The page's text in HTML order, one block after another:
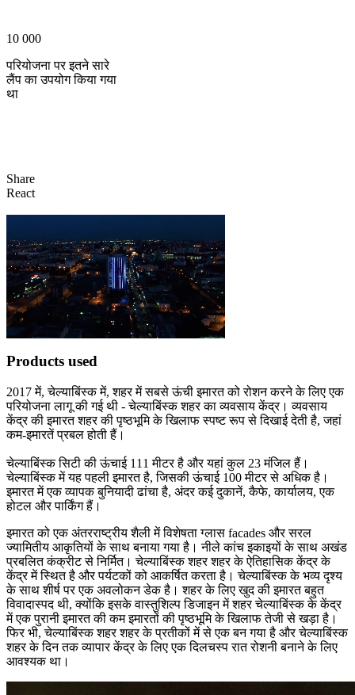
10 000
परियोजना पर इतने सारे
लैंप का उपयोग किया गया
था
Share
React
Products used
2017 में, चेल्याबिंस्क में, शहर में सबसे ऊंची इमारत को रोशन करने के लिए एक
परियोजना लागू की गई थी - चेल्याबिंस्क शहर का व्यवसाय केंद्र। व्यवसाय
केंद्र की इमारत शहर की पृष्ठभूमि के खिलाफ स्पष्ट रूप से दिखाई देती है, जहां
कम-इमारतें प्रबल होती हैं।
चेल्याबिंस्क सिटी की ऊंचाई 111 मीटर है और यहां कुल 23 मंजिल हैं।
चेल्याबिंस्क में यह पहली इमारत है, जिसकी ऊंचाई 100 मीटर से अधिक है।
इमारत में एक व्यापक बुनियादी ढांचा है, अंदर कई दुकानें, कैफे, कार्यालय, एक
होटल और पार्किंग हैं।
इमारत को एक अंतरराष्ट्रीय शैली में विशेषता ग्लास facades और सरल
ज्यामितीय आकृतियों के साथ बनाया गया है। नीले कांच इकाइयों के साथ अखंड
प्रबलित कंक्रीट से निर्मित। चेल्याबिंस्क शहर शहर के ऐतिहासिक केंद्र के
केंद्र में स्थित है और पर्यटकों को आकर्षित करता है। चेल्याबिंस्क के भव्य दृश्य
के साथ शीर्ष पर एक अवलोकन डेक है। शहर के लिए खुद की इमारत बहुत
विवादास्पद थी, क्योंकि इसके वास्तुशिल्प डिजाइन में शहर चेल्याबिंस्क के केंद्र
में एक पुरानी इमारत की कम इमारतों की पृष्ठभूमि के खिलाफ तेजी से खड़ा है।
फिर भी, चेल्याबिंस्क शहर शहर के प्रतीकों में से एक बन गया है और चेल्याबिंस्क
शहर के दिन तक व्यापार केंद्र के लिए एक दिलचस्प रात रोशनी बनाने के लिए
आवश्यक था।